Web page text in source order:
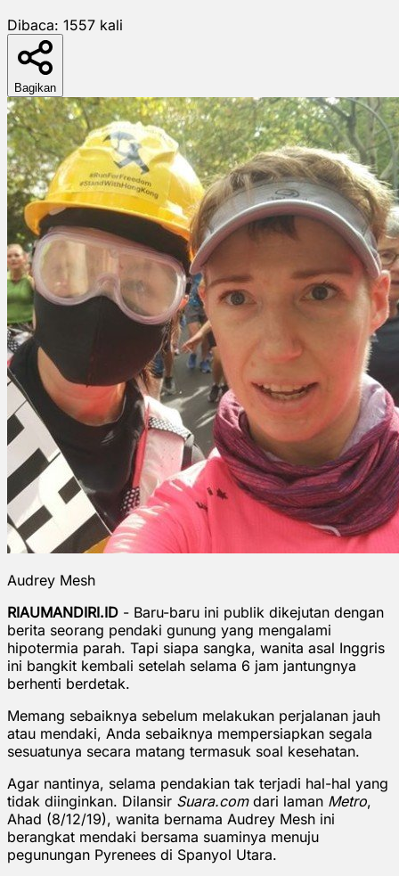
Dibaca: 1557 kali
Bagikan
Audrey Mesh
RIAUMANDIRI.ID - Baru-baru ini publik dikejutan dengan
berita seorang pendaki gunung yang mengalami
hipotermia parah. Tapi siapa sangka, wanita asal Inggris
ini bangkit kembali setelah selama 6 jam jantungnya
berhenti berdetak.
Memang sebaiknya sebelum melakukan perjalanan jauh
atau mendaki, Anda sebaiknya mempersiapkan segala
sesuatunya secara matang termasuk soal kesehatan.
Agar nantinya, selama pendakian tak terjadi hal-hal yang
tidak diinginkan. Dilansir Suara.com dari laman Metro,
Ahad (8/12/19), wanita bernama Audrey Mesh ini
berangkat mendaki bersama suaminya menuju
pegunungan Pyrenees di Spanyol Utara.